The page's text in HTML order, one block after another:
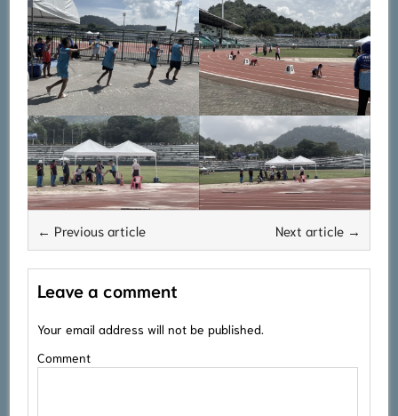
← Previous article Next article →
Leave a comment
Your email address will not be published.
Comment